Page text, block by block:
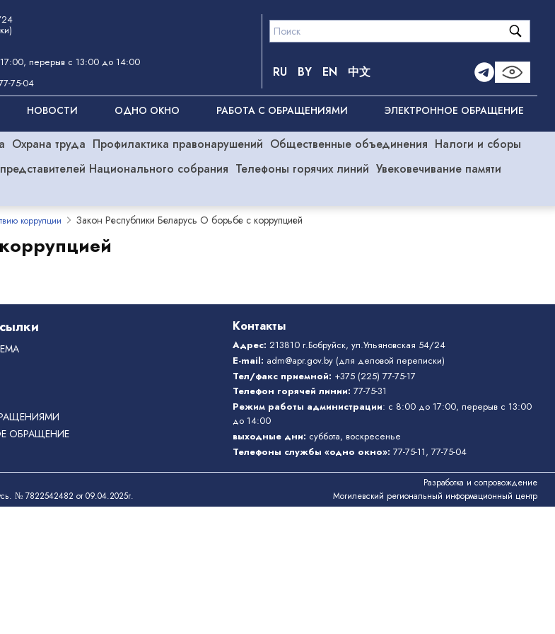
24
перерыв с 13:00 до 14:00
75-04
RU BY EN 中文
НОВОСТИ ОДНО ОКНО РАБОТА С ОБРАЩЕНИЯМИ ЭЛЕКТРОННОЕ ОБРАЩЕНИЕ
Охрана труда Профилактика правонарушений Общественные объединения Налоги и сборы
Национального собрания Телефоны горячих линий Увековечивание памяти
коррупции Закон Республики Беларусь О борьбе с коррупцией
ОБРАЩЕНИЕ
Контакты
Адрес: 213810 г.Бобруйск, ул.Ульяновская 54/24
E-mail: adm@apr.gov.by(для деловой переписки)
Тел/факс приемной: +375 (225) 77-75-17
Телефон горячей линии: 77-75-31
Режим работы администрации: с 8:00 до 17:00, перерыв с 13:00
до 14:00
выходные дни: суббота, воскресенье
Телефоны службы «одно окно»: 77-75-11, 77-75-04
№ 7822542482 от 09.04.2025г.
Разработка и сопровождение
Могилевский региональный информационный центр